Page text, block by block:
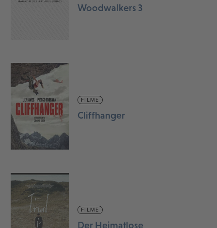
Woodwalkers 3
FILME
Cliffhanger
FILME
Der Heimatlose